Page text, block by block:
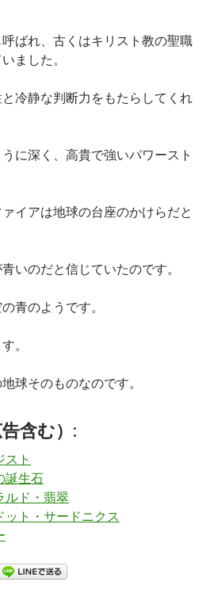
ばれ、古くはキリスト教の聖職
ました。
冷静な判断力をもたらしてくれ
に深く、高貴で強いパワースト
イアは地球の台座のかけらだと
いのだと信じていたのです。
青のようです。
。
球そのものなのです。
含む）:
スト
誕生石
ルド・翡翠
ット・サードニクス